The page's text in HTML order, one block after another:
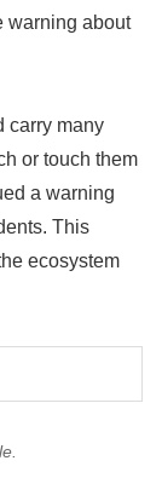
warning about
carry many
or touch them
a warning
This
ecosystem